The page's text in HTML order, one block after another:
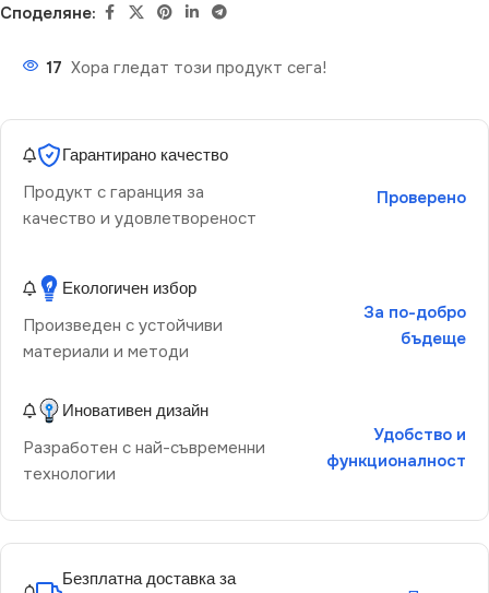
Споделяне:
17 Хора гледат този продукт сега!
Гарантирано качество
Продукт с гаранция за
качество и удовлетвореност
Проверено
Екологичен избор
Произведен с устойчиви
материали и методи
За по-добро
бъдеще
Иновативен дизайн
Разработен с най-съвременни
технологии
Удобство и
функционалност
Безплатна доставка за